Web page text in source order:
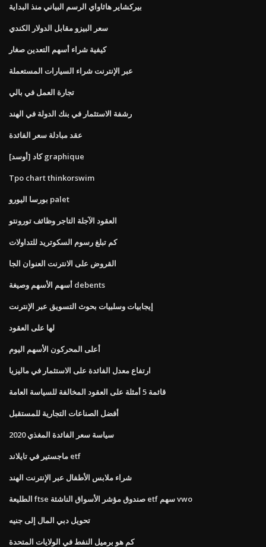
بيركشاير هاثاواي الرسم البياني منذ البداية
سعر البيزو مقابل الدولار الكندي
كيفية شراء أسهم التعدين صغار
عبر الإنترنت شراء السيارات المستعملة
تجارة العمل في بالي
رشفة الاستثمار في بنك الدولة في الهند
عقد مبادلة سعر الفائدة
كاد [أوسد] graphique
Tpo chart thinkorswim
بورسا اليورو palet
العقود الآجلة التاجر وظائف تورونتو
كم تبلغ رسوم السكوتريد للتداولات
القروض على الانترنت العنوان الجا
أسهم الأسهم وصيغة debents
إيجابيات وسلبيات بحوث التسويق عبر الإنترنت
لها على العقود
أعلى المحركون الأسهم اليوم
ارتفاع معدل الفائدة على الاستثمار في ماليزيا
قائمة 5 أمثلة على العقود المخالفة للسياسة العامة
أفضل الصناعات التجارية للمستقبل
سياسة سعر الفائدة المغذي 2020
ماجستير في تايلاند etf
شراء ملابس الأطفال عبر الإنترنت الهند
الطليعة ftse صندوق مؤشر الأسواق الناشئة etf سهم vwo
تحويل دبي المال إلى جنيه
كم هو برميل النفط في الولايات المتحدة